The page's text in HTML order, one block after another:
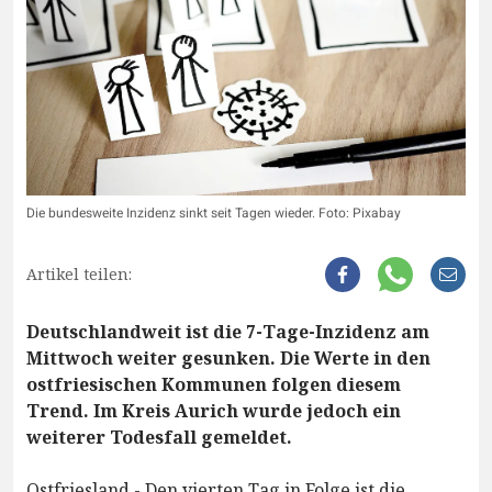
Die bundesweite Inzidenz sinkt seit Tagen wieder. Foto: Pixabay
Artikel teilen:
Deutschlandweit ist die 7-Tage-Inzidenz am
Mittwoch weiter gesunken. Die Werte in den
ostfriesischen Kommunen folgen diesem
Trend. Im Kreis Aurich wurde jedoch ein
weiterer Todesfall gemeldet.